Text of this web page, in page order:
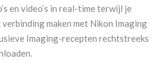
en video’s in real-time terwijl je
verbinding maken met Nikon Imaging
Imaging-recepten rechtstreeks